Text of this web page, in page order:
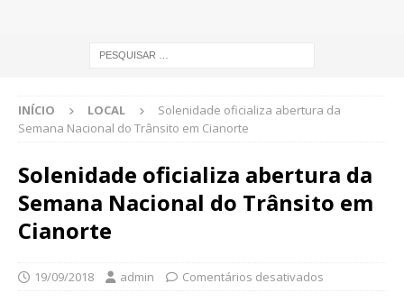
INÍCIO LOCAL
Solenidade oficializa abertura da
Semana Nacional do Trânsito em Cianorte
Solenidade oficializa abertura da
Semana Nacional do Trânsito em
Cianorte
19/09/2018 admin Comentários desativados